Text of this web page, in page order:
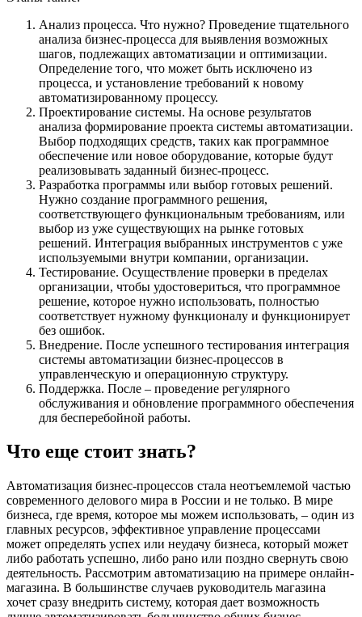
Анализ процесса. Что нужно? Проведение тщательного
анализа бизнес-процесса для выявления возможных
шагов, подлежащих автоматизации и оптимизации.
Определение того, что может быть исключено из
процесса, и установление требований к новому
автоматизированному процессу.
Проектирование системы. На основе результатов
анализа формирование проекта системы автоматизации.
Выбор подходящих средств, таких как программное
обеспечение или новое оборудование, которые будут
реализовывать заданный бизнес-процесс.
Разработка программы или выбор готовых решений.
Нужно создание программного решения,
соответствующего функциональным требованиям, или
выбор из уже существующих на рынке готовых
решений. Интеграция выбранных инструментов с уже
используемыми внутри компании, организации.
Тестирование. Осуществление проверки в пределах
организации, чтобы удостовериться, что программное
решение, которое нужно использовать, полностью
соответствует нужному функционалу и функционирует
без ошибок.
Внедрение. После успешного тестирования интеграция
системы автоматизации бизнес-процессов в
управленческую и операционную структуру.
Поддержка. После – проведение регулярного
обслуживания и обновление программного обеспечения
для бесперебойной работы.
Что еще стоит знать?
Автоматизация бизнес-процессов стала неотъемлемой частью
современного делового мира в России и не только. В мире
бизнеса, где время, которое мы можем использовать, – один из
главных ресурсов, эффективное управление процессами
может определять успех или неудачу бизнеса, который может
либо работать успешно, либо рано или поздно свернуть свою
деятельность. Рассмотрим автоматизацию на примере онлайн-
магазина. В большинстве случаев руководитель магазина
хочет сразу внедрить систему, которая дает возможность